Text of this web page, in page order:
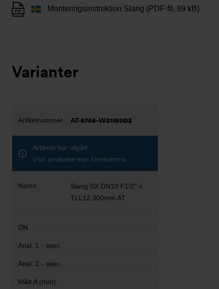
Monteringsinstruktion Slang (PDF-fil, 89 kB)
Varianter
AT 5745-W31191103
Artikeln har utgått
Viss avvikelse kan förekomma
Slang SX DN10 F1/2" x
TLL12 300mm AT